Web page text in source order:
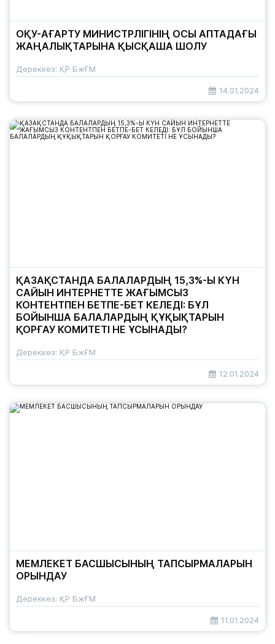
ОҚУ-АҒАРТУ МИНИСТРЛІГІНІҢ ОСЫ АПТАДАҒЫ
ЖАҢАЛЫҚТАРЫНА ҚЫСҚАША ШОЛУ
Дереккөз: ҚР БжҒМ
14.01.2024
ҚАЗАҚСТАНДА БАЛАЛАРДЫҢ 15,3%-Ы КҮН
САЙЫН ИНТЕРНЕТТЕ ЖАҒЫМСЫЗ
КОНТЕНТПЕН БЕТПЕ-БЕТ КЕЛЕДІ: БҰЛ
БОЙЫНША БАЛАЛАРДЫҢ ҚҰҚЫҚТАРЫН
ҚОРҒАУ КОМИТЕТІ НЕ ҰСЫНАДЫ?
Дереккөз: ҚР БжҒМ
12.01.2024
МЕМЛЕКЕТ БАСШЫСЫНЫҢ ТАПСЫРМАЛАРЫН
ОРЫНДАУ
Дереккөз: ҚР БжҒМ
11.01.2024